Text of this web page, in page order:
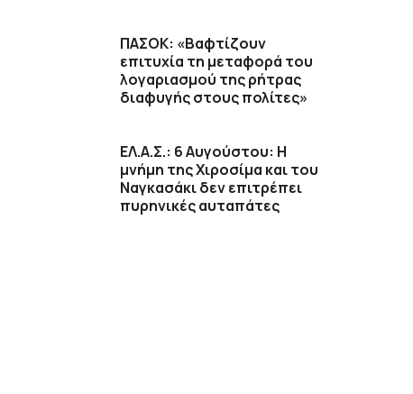
ΠΑΣΟΚ: «Βαφτίζουν
επιτυχία τη μεταφορά του
λογαριασμού της ρήτρας
διαφυγής στους πολίτες»
ΕΛ.Α.Σ.: 6 Αυγούστου: Η
μνήμη της Χιροσίμα και του
Ναγκασάκι δεν επιτρέπει
πυρηνικές αυταπάτες